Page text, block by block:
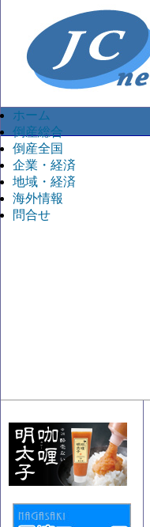
ホーム
倒産総合
倒産全国
企業・経済
地域・経済
海外情報
問合せ